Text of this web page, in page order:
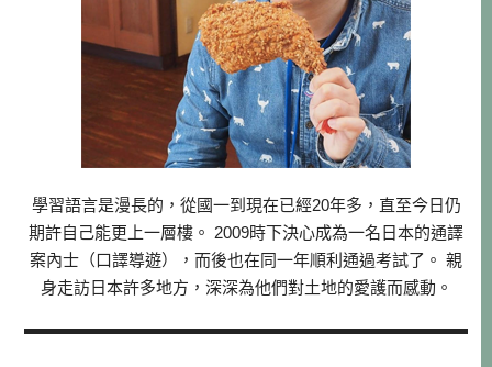
學習語言是漫長的，從國一到現在已經20年多，直至今日仍
期許自己能更上一層樓。 2009時下決心成為一名日本的通譯
案內士（口譯導遊），而後也在同一年順利通過考試了。 親
身走訪日本許多地方，深深為他們對土地的愛護而感動。